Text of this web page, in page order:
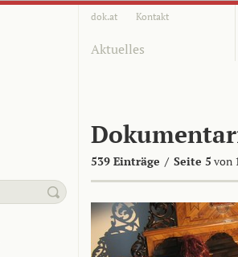
dok.at Kontakt
Aktuelles
539 Einträge / Seite 5 von